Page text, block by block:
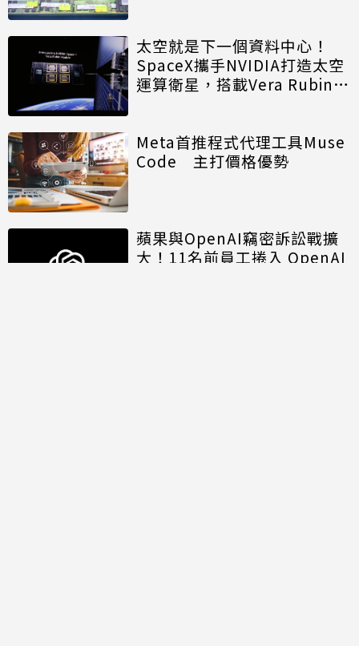
太空就是下一個資料中心！
SpaceX攜手NVIDIA打造太空
運算衛星，搭載Vera Rubin運
Meta首推程式代理工具Muse
Code 主打價格優勢
蘋果與OpenAI竊密訴訟戰擴
大！11名前員工捲入 OpenAI